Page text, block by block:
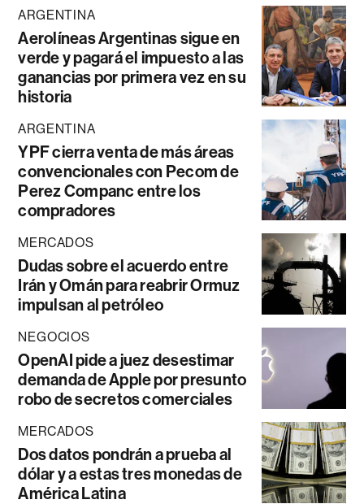
ARGENTINA
Aerolíneas Argentinas sigue en
verde y pagará el impuesto a las
ganancias por primera vez en su
historia
ARGENTINA
YPF cierra venta de más áreas
convencionales con Pecom de
Perez Companc entre los
compradores
MERCADOS
Dudas sobre el acuerdo entre
Irán y Omán para reabrir Ormuz
impulsan al petróleo
NEGOCIOS
OpenAI pide a juez desestimar
demanda de Apple por presunto
robo de secretos comerciales
MERCADOS
Dos datos pondrán a prueba al
dólar y a estas tres monedas de
América Latina